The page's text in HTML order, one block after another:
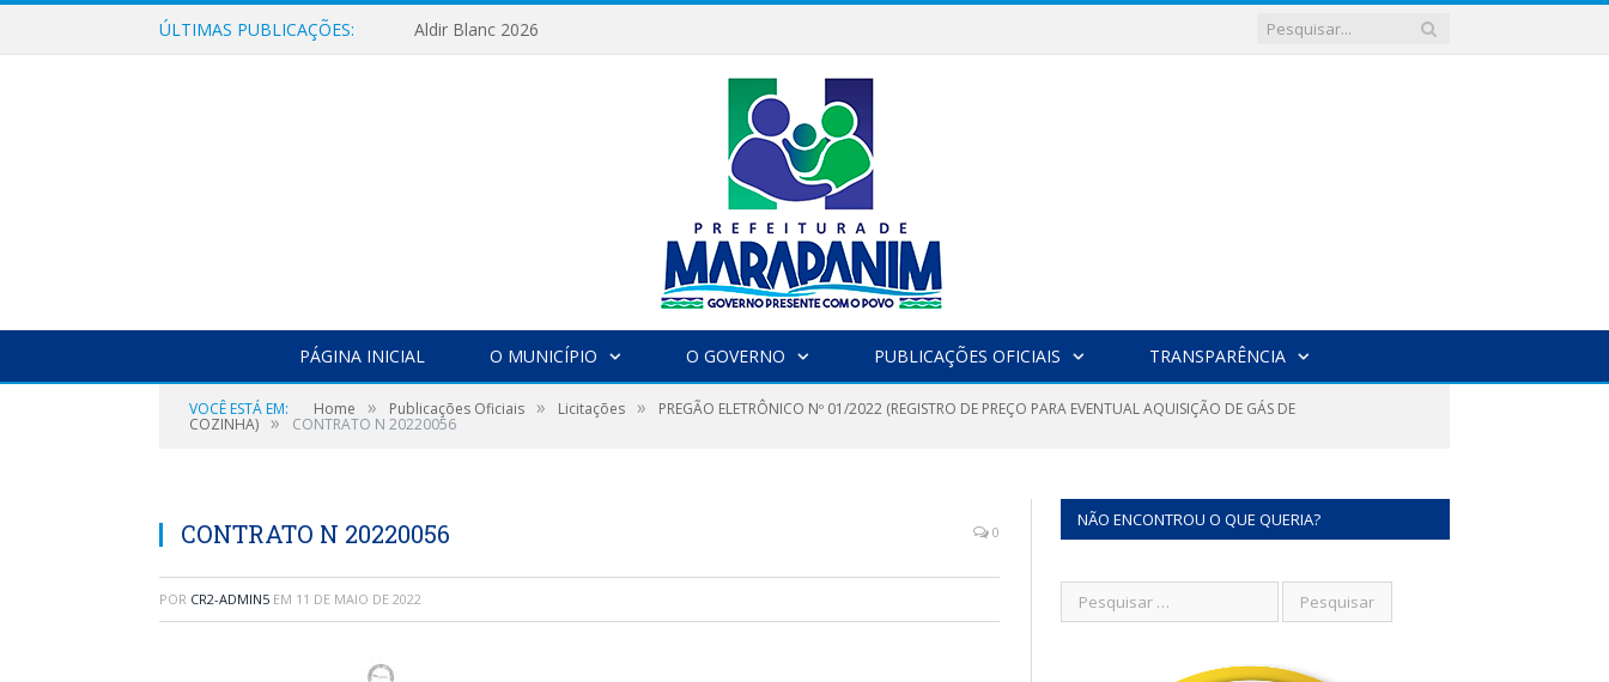
ÚLTIMAS PUBLICAÇÕES: Aldir Blanc 2026
PÁGINA INICIAL O MUNICÍPIO O GOVERNO PUBLICAÇÕES OFICIAIS TRANSPARÊNCIA
VOCÊ ESTÁ EM: Home » Publicações Oficiais » Licitações » PREGÃO ELETRÔNICO Nº 01/2022 (REGISTRO DE PREÇO PARA EVENTUAL AQUISIÇÃO DE GÁS DE
COZINHA) » CONTRATO N 20220056
CONTRATO N 20220056 0
POR CR2-ADMIN5 EM 11 DE MAIO DE 2022
NÃO ENCONTROU O QUE QUERIA?